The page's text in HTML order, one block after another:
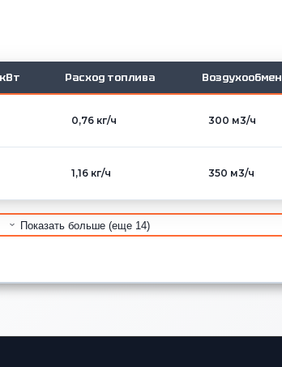
Расход топлива Воздухообмен
0,76 кг/ч 300 м3/ч
1,16 кг/ч 350 м3/ч
Показать больше (еще 14)